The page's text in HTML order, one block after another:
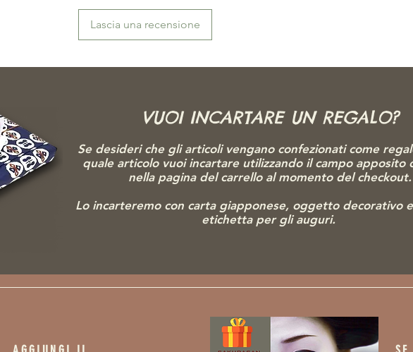
Lascia una recensione
VUOI INCARTARE UN REGALO?
Se desideri che gli articoli vengano confezionati come
quale articolo vuoi incartare utilizzando il campo apposito
nella pagina del carrello al momento del checkout.
Lo incarteremo con carta giapponese, oggetto decorativo
etichetta per gli auguri.